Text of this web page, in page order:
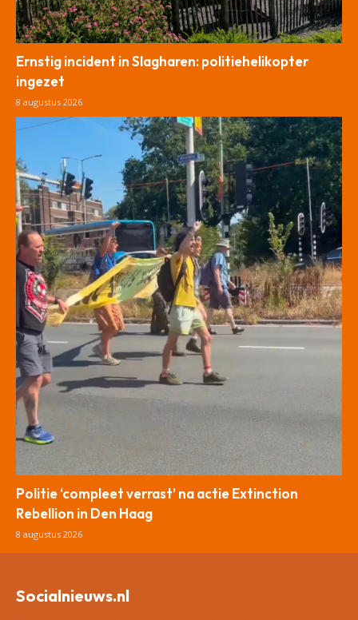
Ernstig incident in Slagharen: politiehelikopter
ingezet
8 augustus 2026
Politie ‘compleet verrast’ na actie Extinction
Rebellion in Den Haag
8 augustus 2026
Socialnieuws.nl